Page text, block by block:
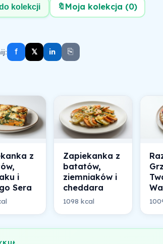
kolekcji 🔖 Moja kolekcja (0)
f 𝕏 in ⎘
z
i
Sera
Zapiekanka z
batatów,
ziemniaków i
cheddara
1098 kcal